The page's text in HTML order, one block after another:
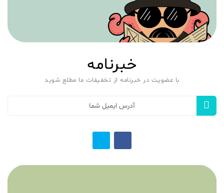
خبرنامه
با عضویت در خبرنامه از تخفیفات ما مطلع شوید